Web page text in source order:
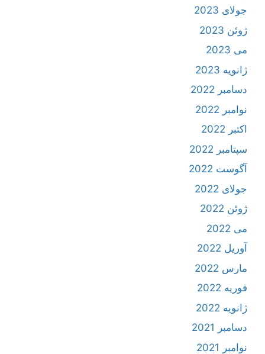
جولای 2023
ژوئن 2023
می 2023
ژانویه 2023
دسامبر 2022
نوامبر 2022
اکتبر 2022
سپتامبر 2022
آگوست 2022
جولای 2022
ژوئن 2022
می 2022
آوریل 2022
مارس 2022
فوریه 2022
ژانویه 2022
دسامبر 2021
نوامبر 2021